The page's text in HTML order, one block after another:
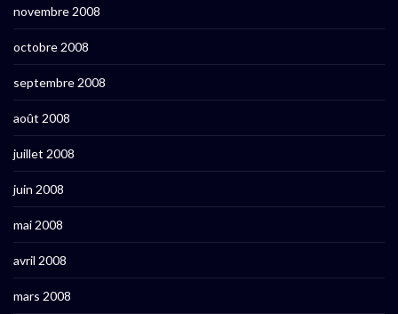
novembre 2008
octobre 2008
septembre 2008
août 2008
juillet 2008
juin 2008
mai 2008
avril 2008
mars 2008